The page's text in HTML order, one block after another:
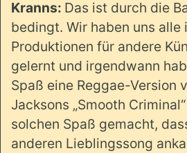
Kranns: Das ist durch die
bedingt. Wir haben uns alle
Produktionen für andere
gelernt und irgendwann
Spaß eine Reggae-Version
Jacksons „Smooth
solchen Spaß gemacht,
anderen Lieblingssong